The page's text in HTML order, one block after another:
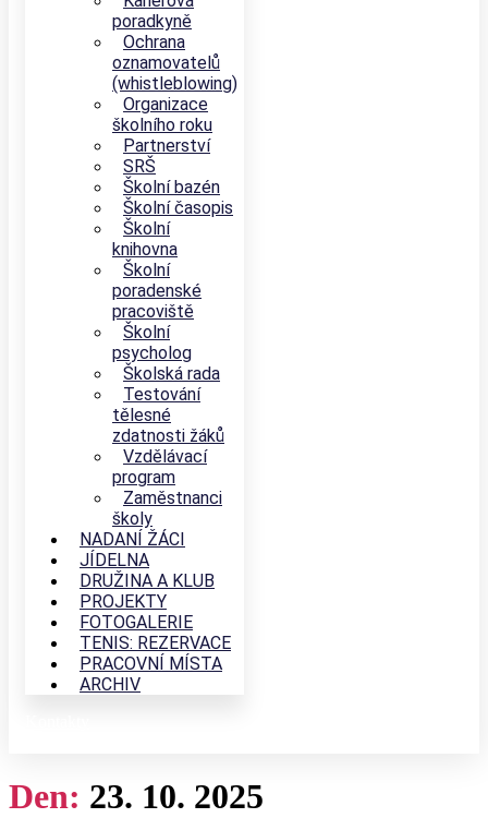
poradkyně
Ochrana
oznamovatelů
(whistleblowing)
Organizace
školního roku
Partnerství
SRŠ
Školní bazén
Školní časopis
Školní
knihovna
Školní
poradenské
pracoviště
Školní
psycholog
Školská rada
Testování
tělesné
zdatnosti žáků
Vzdělávací
program
Zaměstnanci
školy
NADANÍ ŽÁCI
JÍDELNA
DRUŽINA A KLUB
PROJEKTY
FOTOGALERIE
TENIS: REZERVACE
PRACOVNÍ MÍSTA
ARCHIV
Den: 23. 10. 2025